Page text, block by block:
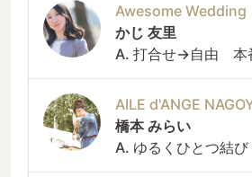
Awesome Wedding
かじ 友里
A. 打合せ→自由 本
AILE d'ANGE
橋本 みらい
A. ゆるくひとつ結び